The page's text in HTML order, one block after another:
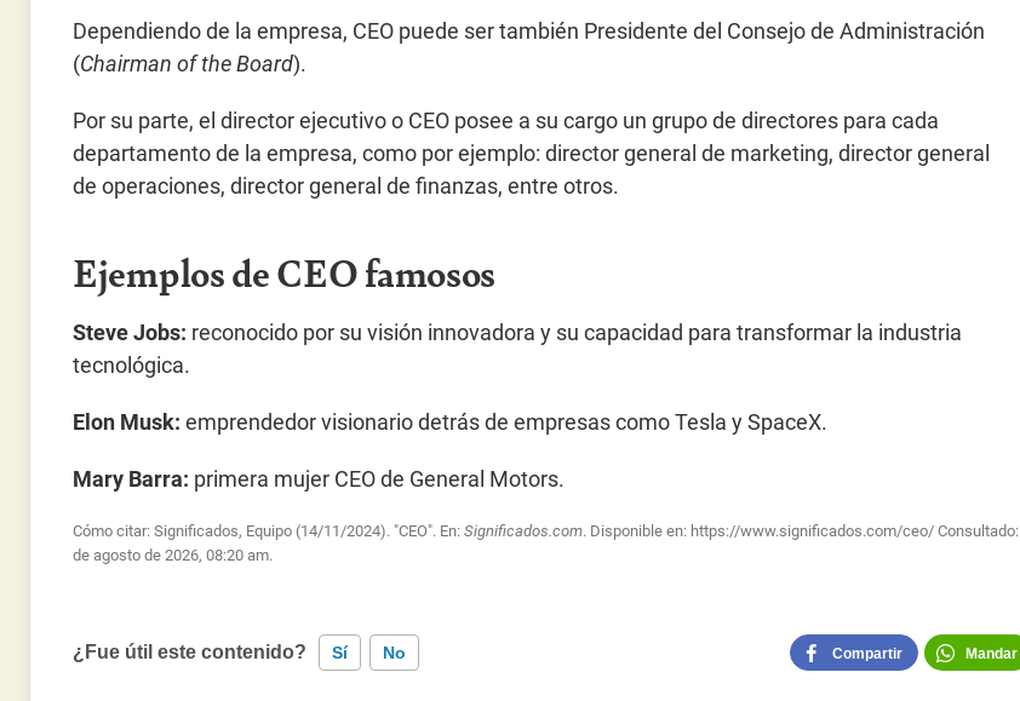
Dependiendo de la empresa, CEO puede ser también Presidente del Consejo de Administración
(Chairman of the Board).
Por su parte, el director ejecutivo o CEO posee a su cargo un grupo de directores para cada
departamento de la empresa, como por ejemplo: director general de marketing, director general
de operaciones, director general de finanzas, entre otros.
Ejemplos de CEO famosos
Steve Jobs: reconocido por su visión innovadora y su capacidad para transformar la industria
tecnológica.
Elon Musk: emprendedor visionario detrás de empresas como Tesla y SpaceX.
Mary Barra: primera mujer CEO de General Motors.
Cómo citar: Significados, Equipo (14/11/2024). "CEO". En: Significados.com. Disponible en: https://www.significados.com/ceo/ Consultado:
de agosto de 2026, 08:20 am.
¿Fue útil este contenido? Sí No Compartir Mandar